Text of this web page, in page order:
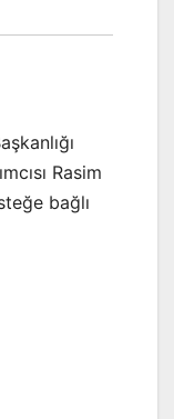
Rasim
bağlı